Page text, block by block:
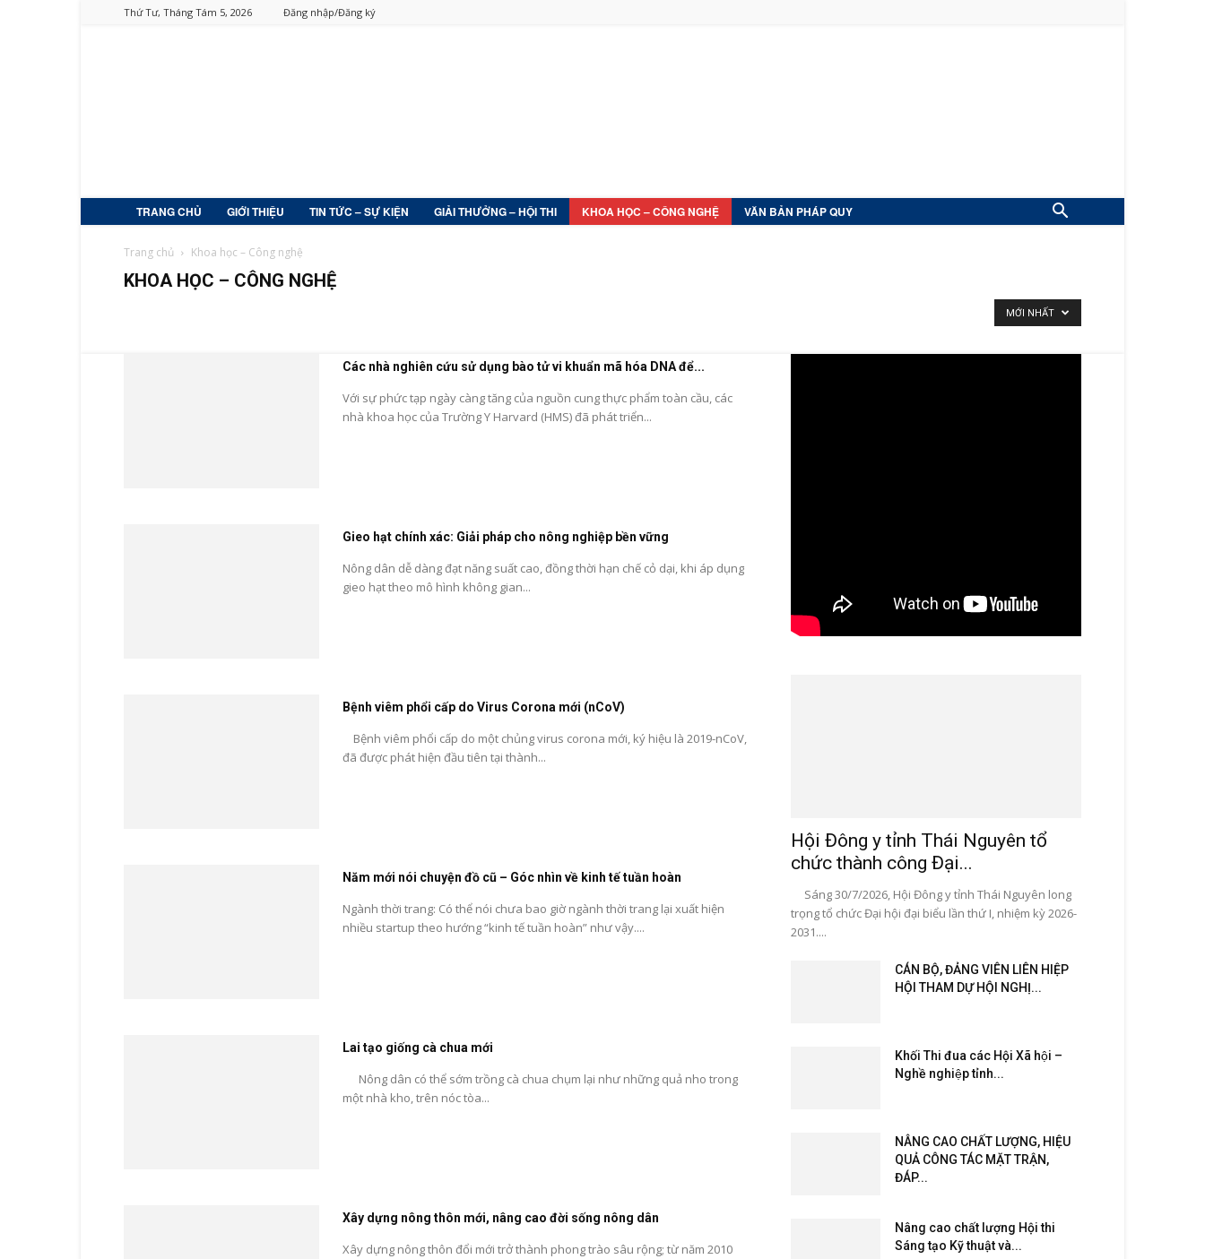
Thứ Tư, Tháng Tám 5, 2026 Đăng nhập/Đăng ký
TRANG CHỦ GIỚI THIỆU TIN TỨC – SỰ KIỆN GIẢI THƯỞNG – HỘI THI KHOA HỌC – CÔNG NGHỆ VĂN BẢN PHÁP QUY
Trang chủ Khoa học – Công nghệ
KHOA HỌC – CÔNG NGHỆ
MỚI NHẤT
Các nhà nghiên cứu sử dụng bào tử vi khuẩn mã hóa DNA để...
Với sự phức tạp ngày càng tăng của nguồn cung thực phẩm toàn cầu, các
nhà khoa học của Trường Y Harvard (HMS) đã phát triển...
Gieo hạt chính xác: Giải pháp cho nông nghiệp bền vững
Nông dân dễ dàng đạt năng suất cao, đồng thời hạn chế cỏ dại, khi áp dụng
gieo hạt theo mô hình không gian...
Bệnh viêm phổi cấp do Virus Corona mới (nCoV)
Bệnh viêm phổi cấp do một chủng virus corona mới, ký hiệu là 2019-nCoV,
đã được phát hiện đầu tiên tại thành...
Năm mới nói chuyện đồ cũ – Góc nhìn về kinh tế tuần hoàn
Ngành thời trang: Có thể nói chưa bao giờ ngành thời trang lại xuất hiện
nhiều startup theo hướng “kinh tế tuần hoàn” như vậy....
Lai tạo giống cà chua mới
Nông dân có thể sớm trồng cà chua chụm lại như những quả nho trong
một nhà kho, trên nóc tòa...
Xây dựng nông thôn mới, nâng cao đời sống nông dân
Xây dựng nông thôn đổi mới trở thành phong trào sâu rộng; từ năm 2010
Hội Đông y tỉnh Thái Nguyên tổ
chức thành công Đại...
Sáng 30/7/2026, Hội Đông y tỉnh Thái Nguyên long
trọng tổ chức Đại hội đại biểu lần thứ I, nhiệm kỳ 2026-
2031....
CÁN BỘ, ĐẢNG VIÊN LIÊN HIỆP
HỘI THAM DỰ HỘI NGHỊ...
Khối Thi đua các Hội Xã hội –
Nghề nghiệp tỉnh...
NÂNG CAO CHẤT LƯỢNG, HIỆU
QUẢ CÔNG TÁC MẶT TRẬN,
ĐÁP...
Nâng cao chất lượng Hội thi
Sáng tạo Kỹ thuật và...